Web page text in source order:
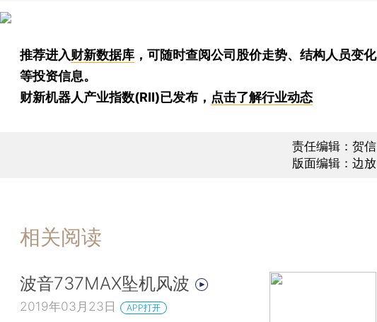
推荐进入财新数据库 ，可随时查阅公司股价走势、结构人员变化
等投资信息。
财新机器人产业指数(RII)已发布， 点击了解行业动态
责任编辑：贺信
版面编辑：边放
相关阅读
波音737MAX坠机风波
2019年03月23日 APP打开